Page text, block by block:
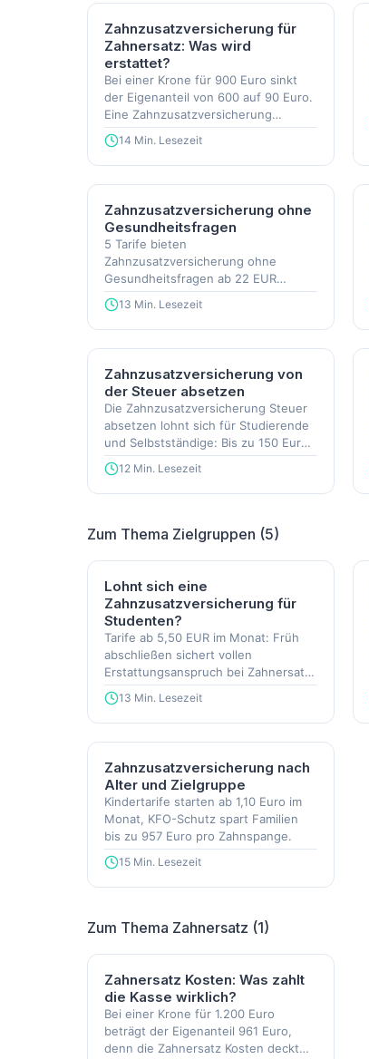
Zahnzusatzversicherung für
Zahnersatz: Was wird
erstattet?
Bei einer Krone für 900 Euro sinkt
der Eigenanteil von 600 auf 90 Euro.
Eine Zahnzusatzversicherung
Zahnersatz gibt es ab 7,78 Euro im
Monat.
14 Min. Lesezeit
Zahnzusatzversicherung ohne
Gesundheitsfragen
5 Tarife bieten
Zahnzusatzversicherung ohne
Gesundheitsfragen ab 22 EUR
monatlich, mit bis zu 100 %
Erstattung.
13 Min. Lesezeit
Zahnzusatzversicherung von
der Steuer absetzen
Die Zahnzusatzversicherung Steuer
absetzen lohnt sich für Studierende
und Selbstständige: Bis zu 150 Euro
Ersparnis pro Jahr sind möglich.
12 Min. Lesezeit
Zum Thema Zielgruppen (5)
Lohnt sich eine
Zahnzusatzversicherung für
Studenten?
Tarife ab 5,50 EUR im Monat: Früh
abschließen sichert vollen
Erstattungsanspruch bei Zahnersatz
und Prophylaxe.
13 Min. Lesezeit
Zahnzusatzversicherung nach
Alter und Zielgruppe
Kindertarife starten ab 1,10 Euro im
Monat, KFO-Schutz spart Familien
bis zu 957 Euro pro Zahnspange.
15 Min. Lesezeit
Zum Thema Zahnersatz (1)
Zahnersatz Kosten: Was zahlt
die Kasse wirklich?
Bei einer Krone für 1.200 Euro
beträgt der Eigenanteil 961 Euro,
denn die Zahnersatz Kosten deckt